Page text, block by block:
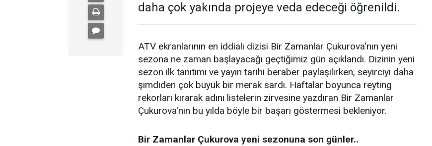
daha çok yakında projeye veda edeceği öğrenildi.
ATV ekranlarının en iddialı dizisi Bir Zamanlar Çukurova'nın yeni
sezona ne zaman başlayacağı geçtiğimiz gün açıklandı. Dizinin yeni
sezon ilk tanıtımı ve yayın tarihi beraber paylaşılırken, seyirciyi daha
şimdiden çok büyük bir merak sardı. Haftalar boyunca reyting
rekorları kırarak adını listelerin zirvesine yazdıran Bir Zamanlar
Çukurova'nın bu yılda böyle bir başarı göstermesi bekleniyor.
Bir Zamanlar Çukurova yeni sezonuna son günler..